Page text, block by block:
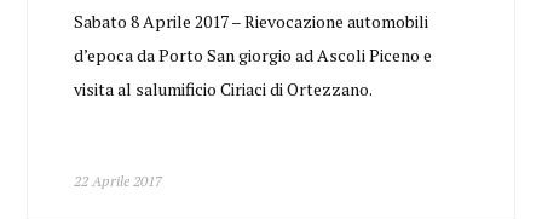
Sabato 8 Aprile 2017 – Rievocazione automobili
d’epoca da Porto San giorgio ad Ascoli Piceno e
visita al salumificio Ciriaci di Ortezzano.
22 Aprile 2017